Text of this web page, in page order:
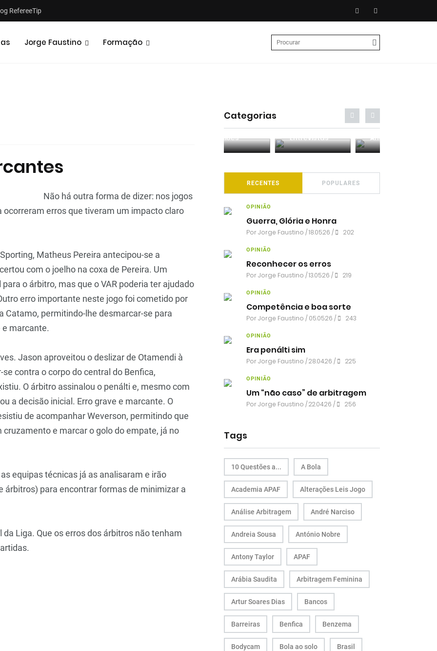
RefereeTip
Jorge Faustino Formação
Não há outra forma de dizer: nos jogos
erros que tiveram um impacto claro
Matheus Pereira antecipou-se a
com o joelho na coxa de Pereira. Um
o árbitro, mas que o VAR poderia ter ajudado
erro importante neste jogo foi cometido por
Catamo, permitindo-lhe desmarcar-se para
e marcante.
Jason aproveitou o deslizar de Otamendi à
contra o corpo do central do Benfica,
O árbitro assinalou o penálti e, mesmo com
a decisão inicial. Erro grave e marcante. O
de acompanhar Weverson, permitindo que
e marcar o golo do empate, já no
equipas técnicas já as analisaram e irão
árbitros) para encontrar formas de minimizar a
Liga. Que os erros dos árbitros não tenham
Categorias
Entrevistas Análises
RECENTES POPULARES
OPINIÃO
Guerra, Glória e Honra
PorJorge Faustino / 18.05.26 / 202
OPINIÃO
Reconhecer os erros
PorJorge Faustino / 13.05.26 / 219
OPINIÃO
Competência e boa sorte
PorJorge Faustino / 05.05.26 / 243
OPINIÃO
Era penálti sim
PorJorge Faustino / 28.04.26 / 225
OPINIÃO
Um “não caso” de arbitragem
PorJorge Faustino / 22.04.26 / 256
Tags
10 Questões a... A Bola
Academia APAF Alterações Leis Jogo
Análise Arbitragem André Narciso
Andreia Sousa António Nobre
Antony Taylor APAF
Arábia Saudita Arbitragem Feminina
Artur Soares Dias Bancos
Barreiras Benfica Benzema
Bodycam Bola ao solo Brasil